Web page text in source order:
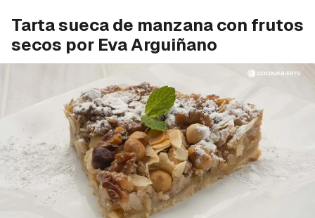
Tarta sueca de manzana con frutos
secos por Eva Arguiñano